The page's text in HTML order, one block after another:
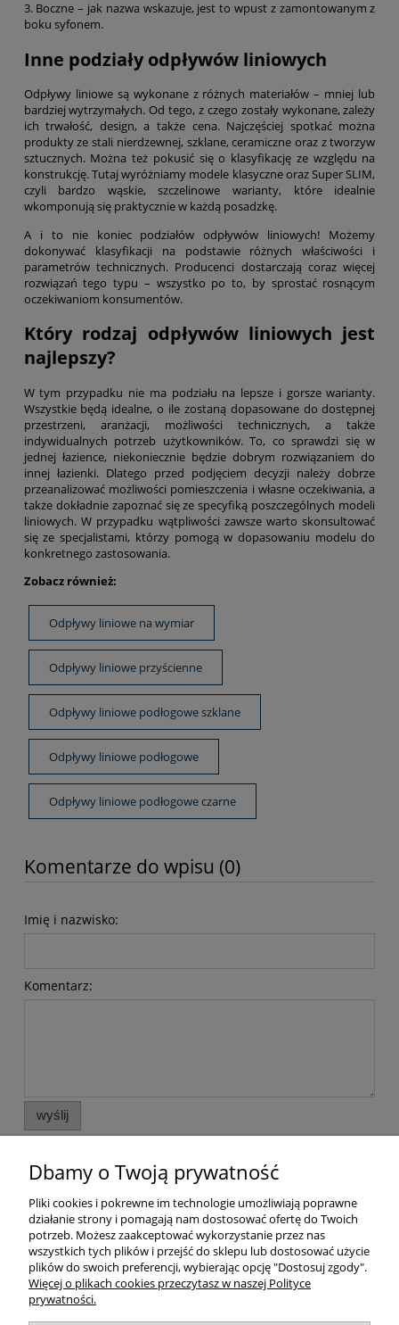
3. Boczne – jak nazwa wskazuje, jest to wpust z zamontowanym z
boku syfonem.
Inne podziały odpływów liniowych
Odpływy liniowesą wykonane z różnych materiałów – mniej lub
bardziej wytrzymałych. Od tego, z czego zostały wykonane, zależy
ich trwałość, design, a także cena. Najczęściej spotkać można
produkty ze stali nierdzewnej, szklane, ceramiczne oraz z tworzyw
sztucznych. Można też pokusić się o klasyfikację ze względu na
konstrukcję. Tutaj wyróżniamy modele klasyczne oraz Super SLIM,
czyli bardzo wąskie, szczelinowe warianty, które idealnie
wkomponują się praktycznie w każdą posadzkę.
A i to nie koniec podziałów odpływów liniowych! Możemy
dokonywać klasyfikacji na podstawie różnych właściwości i
parametrów technicznych. Producenci dostarczają coraz więcej
rozwiązań tego typu – wszystko po to, by sprostać rosnącym
oczekiwaniom konsumentów.
Który rodzaj odpływów liniowych jest
najlepszy?
W tym przypadku nie ma podziału na lepsze i gorsze warianty.
Wszystkie będą idealne, o ile zostaną dopasowane do dostępnej
przestrzeni, aranżacji, możliwości technicznych, a także
indywidualnych potrzeb użytkowników. To, co sprawdzi się w
jednej łazience, niekoniecznie będzie dobrym rozwiązaniem do
innej łazienki. Dlatego przed podjęciem decyzji należy dobrze
przeanalizować możliwości pomieszczenia i własne oczekiwania, a
także dokładnie zapoznać się ze specyfiką poszczególnych modeli
liniowych. W przypadku wątpliwości zawsze warto skonsultować
się ze specjalistami, którzy pomogą w dopasowaniu modelu do
konkretnego zastosowania.
Zobacz również:
Odpływy liniowe na wymiar
Odpływy liniowe przyścienne
Odpływy liniowe podłogowe szklane
Odpływy liniowe podłogowe
Odpływy liniowe podłogowe czarne
Komentarze do wpisu (0)
Imię i nazwisko:
Komentarz:
wyślij
O NAS
Dbamy o Twoją prywatność
Pliki cookies i pokrewne im technologie umożliwiają poprawne
działanie strony i pomagają nam dostosować ofertę do Twoich
potrzeb. Możesz zaakceptować wykorzystanie przez nas
wszystkich tych plików i przejść do sklepu lub dostosować użycie
plików do swoich preferencji, wybierając opcję "Dostosuj zgody".
Więcej o plikach cookies przeczytasz w naszej Polityce
prywatności.